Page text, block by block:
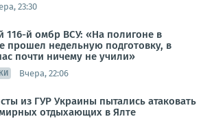
23:30
116-й омбр ВСУ: «На полигоне в
прошел недельную подготовку, в
почти ничему не учили»
Вчера, 22:06
из ГУР Украины пытались атаковать
отдыхающих в Ялте